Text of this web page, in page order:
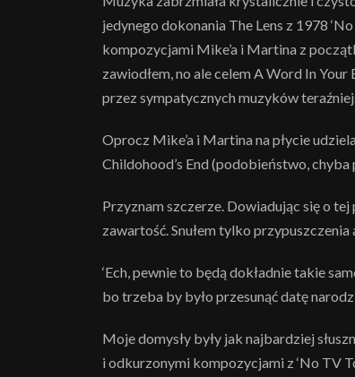
jedynego dokonania The Lens z 1978
kompozycjami Mike’a i Martina z
zawiodłem, no ale celem A Word In
przez sympatycznych muzyków
Oprocz Mike’a i Martina na płycie
Childohood’s End (podobieństwo,
Przyznam szczerze. Dowiadując się o tej
zawartość. Snułem tylko przypuszczenia
‘Ech, pewnie to będą dokładnie takie
bo trzeba by było przesunąć datę
Moje domysły były jak najbardziej
i odkurzonymi kompozycjami z ‘No TV